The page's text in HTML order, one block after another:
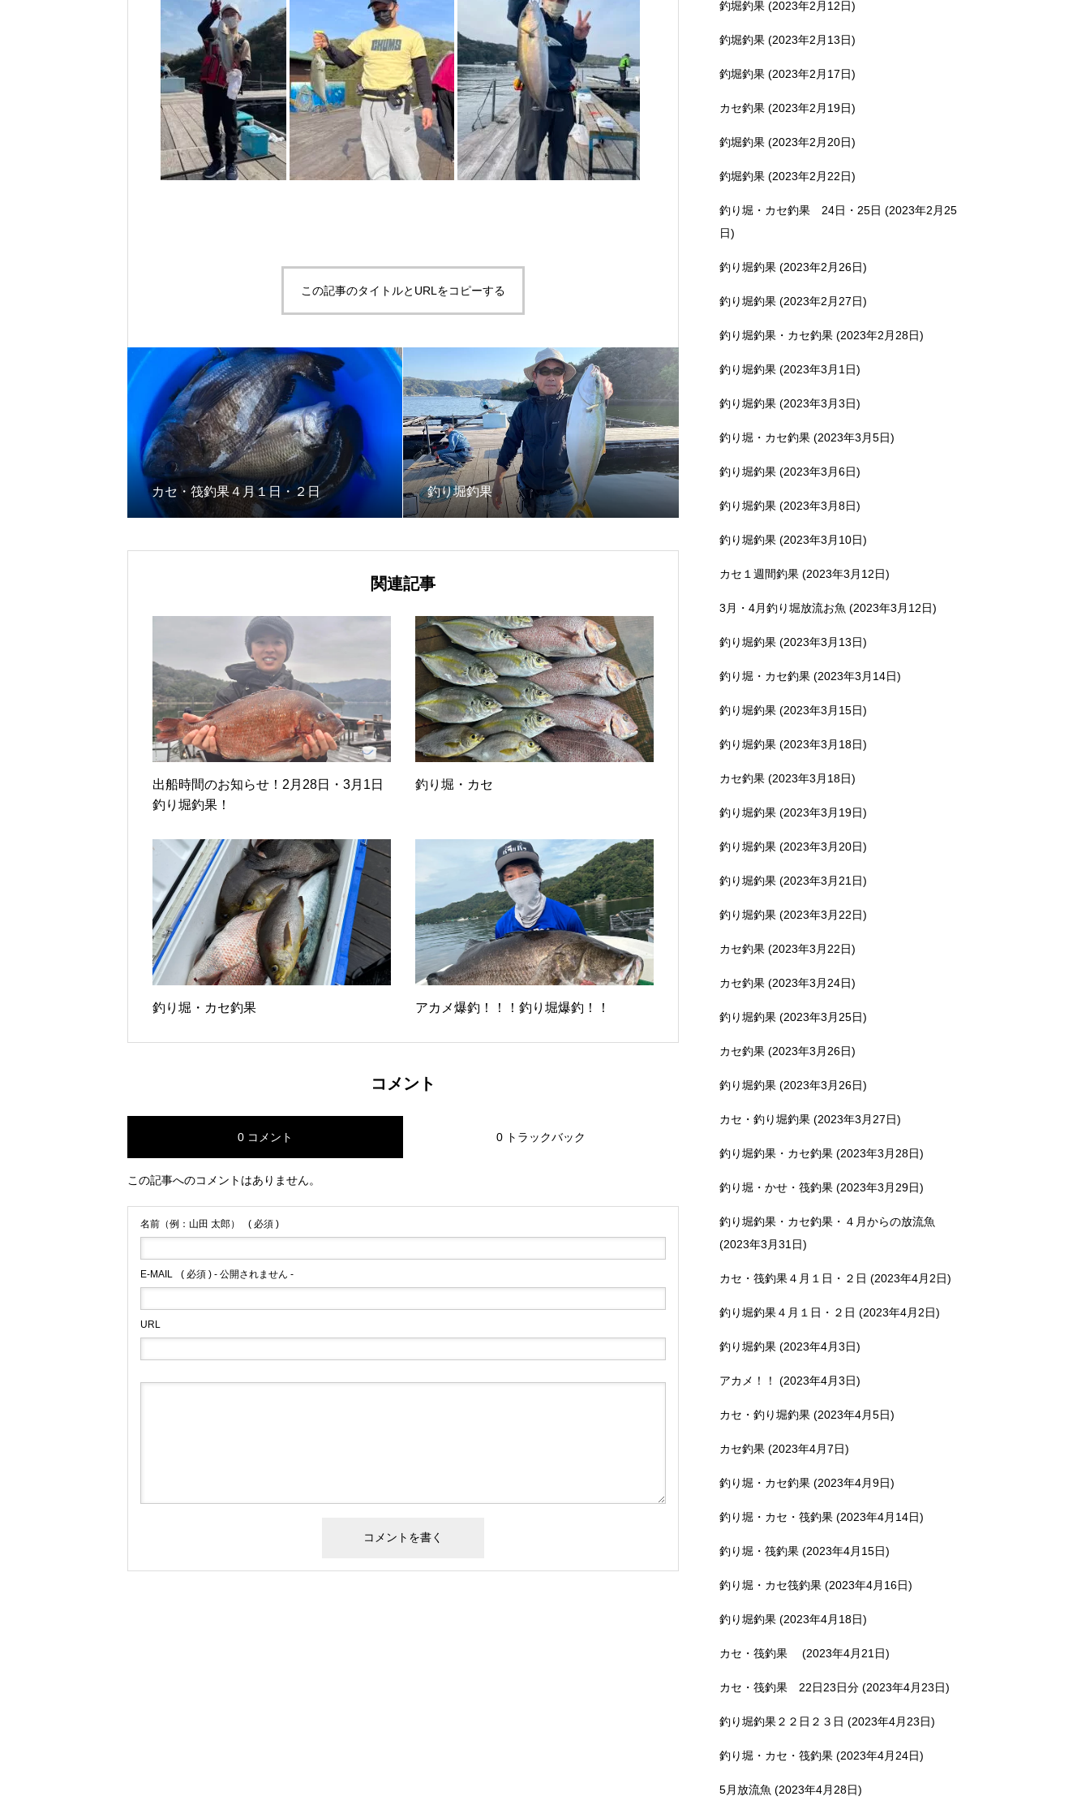
この記事のタイトルとURLをコピーする
カセ・筏釣果４月１日・２日 釣り堀釣果
関連記事
出船時間のお知らせ！2月28日・3月1日
釣り堀釣果！
釣り堀・カセ
釣り堀・カセ釣果 アカメ爆釣！！！釣り堀爆釣！！
コメント
0 コメント 0 トラックバック
この記事へのコメントはありません。
名前（例：山田 太郎） ( 必須 )
E-MAIL ( 必須 ) - 公開されません -
URL
釣堀釣果 (2023年2月12日)
釣堀釣果 (2023年2月13日)
釣堀釣果 (2023年2月17日)
カセ釣果 (2023年2月19日)
釣堀釣果 (2023年2月20日)
釣堀釣果 (2023年2月22日)
釣り堀・カセ釣果 24日・25日 (2023年2月25
日)
釣り堀釣果 (2023年2月26日)
釣り堀釣果 (2023年2月27日)
釣り堀釣果・カセ釣果 (2023年2月28日)
釣り堀釣果 (2023年3月1日)
釣り堀釣果 (2023年3月3日)
釣り堀・カセ釣果 (2023年3月5日)
釣り堀釣果 (2023年3月6日)
釣り堀釣果 (2023年3月8日)
釣り堀釣果 (2023年3月10日)
カセ１週間釣果 (2023年3月12日)
3月・4月釣り堀放流お魚 (2023年3月12日)
釣り堀釣果 (2023年3月13日)
釣り堀・カセ釣果 (2023年3月14日)
釣り堀釣果 (2023年3月15日)
釣り堀釣果 (2023年3月18日)
カセ釣果 (2023年3月18日)
釣り堀釣果 (2023年3月19日)
釣り堀釣果 (2023年3月20日)
釣り堀釣果 (2023年3月21日)
釣り堀釣果 (2023年3月22日)
カセ釣果 (2023年3月22日)
カセ釣果 (2023年3月24日)
釣り堀釣果 (2023年3月25日)
カセ釣果 (2023年3月26日)
釣り堀釣果 (2023年3月26日)
カセ・釣り堀釣果 (2023年3月27日)
釣り堀釣果・カセ釣果 (2023年3月28日)
釣り堀・かせ・筏釣果 (2023年3月29日)
釣り堀釣果・カセ釣果・４月からの放流魚
(2023年3月31日)
カセ・筏釣果４月１日・２日 (2023年4月2日)
釣り堀釣果４月１日・２日 (2023年4月2日)
釣り堀釣果 (2023年4月3日)
アカメ！！ (2023年4月3日)
カセ・釣り堀釣果 (2023年4月5日)
カセ釣果 (2023年4月7日)
釣り堀・カセ釣果 (2023年4月9日)
釣り堀・カセ・筏釣果 (2023年4月14日)
釣り堀・筏釣果 (2023年4月15日)
釣り堀・カセ筏釣果 (2023年4月16日)
釣り堀釣果 (2023年4月18日)
カセ・筏釣果 (2023年4月21日)
カセ・筏釣果 22日23日分 (2023年4月23日)
釣り堀釣果２２日２３日 (2023年4月23日)
釣り堀・カセ・筏釣果 (2023年4月24日)
5月放流魚 (2023年4月28日)